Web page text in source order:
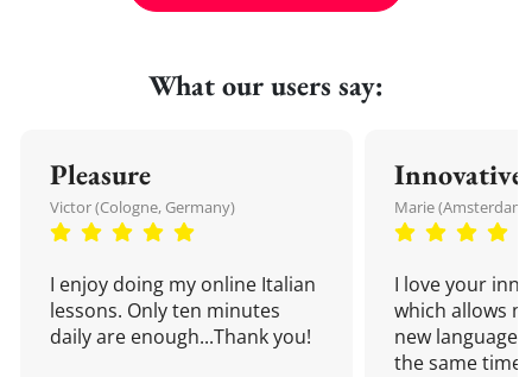
What our users say:
Pleasure
Victor (Cologne, Germany)
I enjoy doing my online Italian
lessons. Only ten minutes
daily are enough...Thank you!
Innovative
Marie
I love your
which allows
new language
the same time!